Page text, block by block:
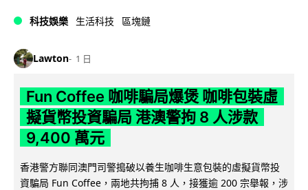
科技娛樂 生活科技 區塊鏈
Lawton 1 日
Fun Coffee 咖啡騙局爆煲 咖啡包裝虛
擬貨幣投資騙局 港澳警拘 8 人涉款
9,400 萬元
香港警方聯同澳門司警搗破以養生咖啡生意包裝的虛擬貨幣投
資騙局 Fun Coffee，兩地共拘捕 8 人，接獲逾 200 宗舉報，涉